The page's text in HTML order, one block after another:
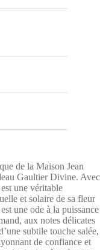
de la Maison Jean
Gaultier Divine. Avec
une véritable
et solaire de sa fleur
une ode à la puissance
aux notes délicates
subtile touche salée,
de confiance et